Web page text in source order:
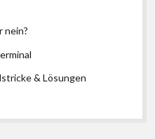
nein?
& Lösungen